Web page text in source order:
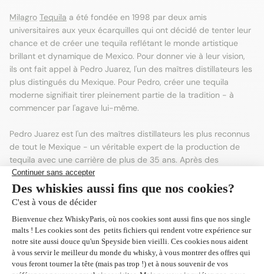
Milagro Tequila a été fondée en 1998 par deux amis
universitaires aux yeux écarquilles qui ont décidé de tenter leur
chance et de créer une tequila reflétant le monde artistique
brillant et dynamique de Mexico. Pour donner vie à leur vision,
ils ont fait appel à Pedro Juarez, l'un des maîtres distillateurs les
plus distingués du Mexique. Pour Pedro, créer une tequila
moderne signifiait tirer pleinement partie de la tradition - à
commencer par l'agave lui-même.
Pedro Juarez est l'un des maîtres distillateurs les plus reconnus
de tout le Mexique - un véritable expert de la production de
tequila avec une carrière de plus de 35 ans. Après des
décennies de réduction des coûts dans certaines des plus
grandes entreprises multinationales de tequila, Pedro s'est
finalement libéré et a pu utiliser son talent artistique pour créer
englobe la définition même du goût d'agave le plus frais. et
douceur exquise.